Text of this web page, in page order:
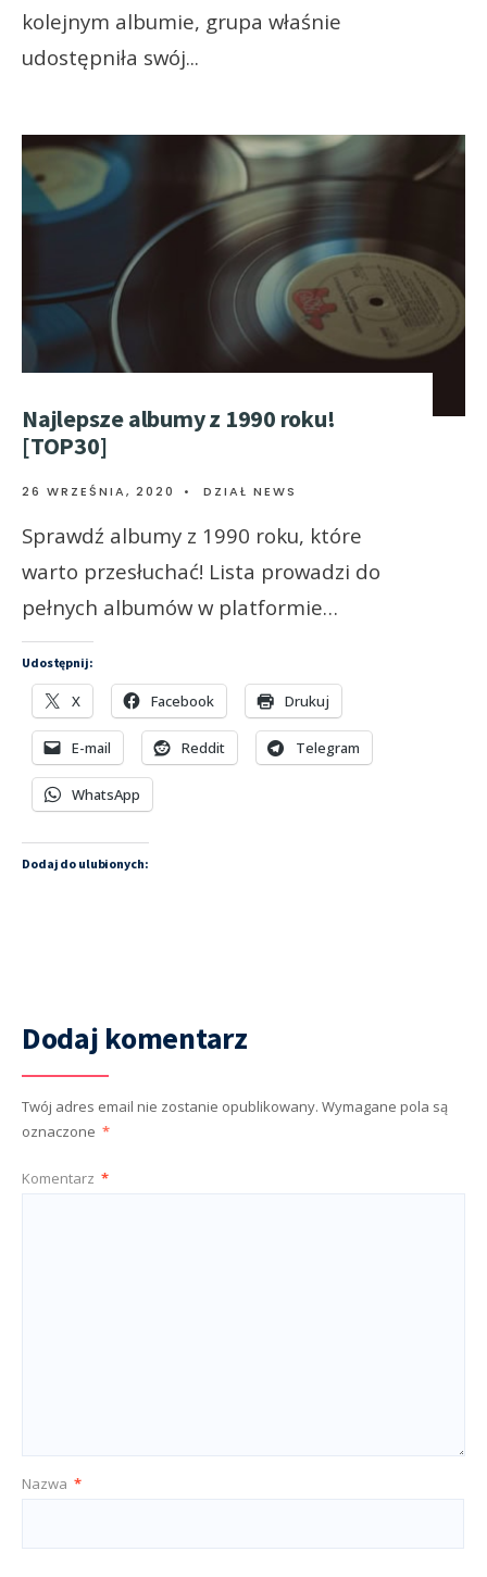
kolejnym albumie, grupa właśnie
udostępniła swój...
Najlepsze albumy z 1990 roku!
[TOP30]
26 WRZEŚNIA, 2020 • DZIAŁ NEWS
Sprawdź albumy z 1990 roku, które
warto przesłuchać! Lista prowadzi do
pełnych albumów w platformie…
Udostępnij:
X Facebook Drukuj
E-mail Reddit Telegram
WhatsApp
Dodaj do ulubionych:
Dodaj komentarz
Twój adres email nie zostanie opublikowany. Wymagane pola są
oznaczone *
Komentarz *
Nazwa *